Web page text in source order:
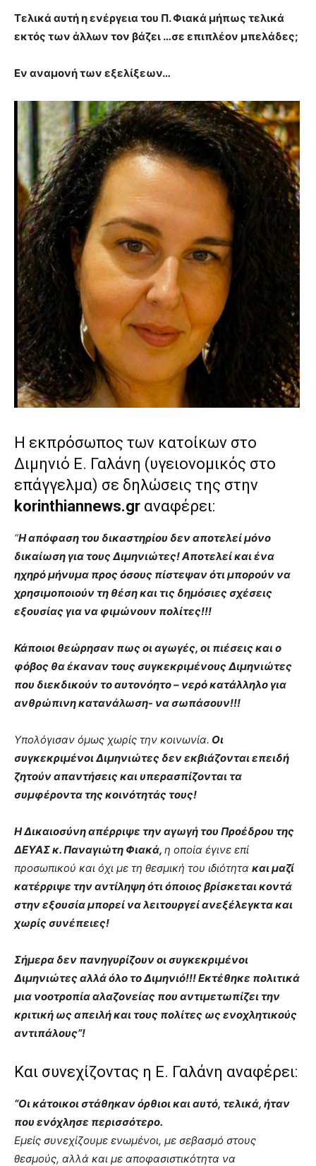
Τελικά αυτή η ενέργεια του Π. Φιακά μήπως τελικά
εκτός των άλλων τον βάζει …σε επιπλέον μπελάδες;
Εν αναμονή των εξελίξεων…
Η εκπρόσωπος των κατοίκων στο
Διμηνιό Ε. Γαλάνη (υγειονομικός στο
επάγγελμα) σε δηλώσεις της στην
korinthiannews.gr αναφέρει:
“Η απόφαση του δικαστηρίου δεν αποτελεί μόνο
δικαίωση για τους Διμηνιώτες! Αποτελεί και ένα
ηχηρό μήνυμα προς όσους πίστεψαν ότι μπορούν να
χρησιμοποιούν τη θέση και τις δημόσιες σχέσεις
εξουσίας για να φιμώνουν πολίτες!!!
Κάποιοι θεώρησαν πως οι αγωγές, οι πιέσεις και ο
φόβος θα έκαναν τους συγκεκριμένους Διμηνιώτες
που διεκδικούν το αυτονόητο – νερό κατάλληλο για
ανθρώπινη κατανάλωση- να σωπάσουν!!!
Υπολόγισαν όμως χωρίς την κοινωνία. Οι
συγκεκριμένοι Διμηνιώτες δεν εκβιάζονται επειδή
ζητούν απαντήσεις και υπερασπίζονται τα
συμφέροντα της κοινότητάς τους!
Η Δικαιοσύνη απέρριψε την αγωγή του Προέδρου της
ΔΕΥΑΣ κ. Παναγιώτη Φιακά, η οποία έγινε επί
προσωπικού και όχι με τη θεσμική του ιδιότητα και μαζί
κατέρριψε την αντίληψη ότι όποιος βρίσκεται κοντά
στην εξουσία μπορεί να λειτουργεί ανεξέλεγκτα και
χωρίς συνέπειες!
Σήμερα δεν πανηγυρίζουν οι συγκεκριμένοι
Διμηνιώτες αλλά όλο το Διμηνιό!!! Εκτέθηκε πολιτικά
μια νοοτροπία αλαζονείας που αντιμετωπίζει την
κριτική ως απειλή και τους πολίτες ως ενοχλητικούς
αντιπάλους”!
Και συνεχίζοντας η Ε. Γαλάνη αναφέρει:
“Οι κάτοικοι στάθηκαν όρθιοι και αυτό, τελικά, ήταν
που ενόχλησε περισσότερο.
Εμείς συνεχίζουμε ενωμένοι, με σεβασμό στους
θεσμούς, αλλά και με αποφασιστικότητα να